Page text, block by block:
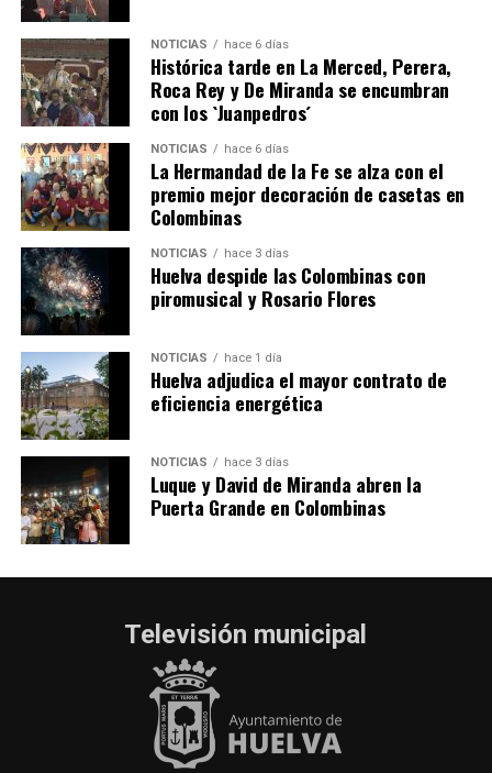
QUINTA CORRIDA DE LAS FIESTAS COLOMBINAS
2026
hace 4 días· Huelvatv
NOTICIAS hace 6 días
Histórica tarde en La Merced, Perera,
Roca Rey y De Miranda se encumbran
con los `Juanpedros´
NOTICIAS hace 6 días
La Hermandad de la Fe se alza con el
premio mejor decoración de casetas en
Colombinas
NOTICIAS hace 3 días
Huelva despide las Colombinas con
piromusical y Rosario Flores
NOTICIAS hace 1 día
Huelva adjudica el mayor contrato de
eficiencia energética
NOTICIAS hace 3 días
Luque y David de Miranda abren la
Puerta Grande en Colombinas
Televisión municipal